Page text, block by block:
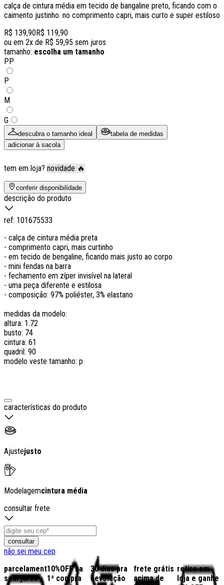
calça de cintura média em tecido de bangaline preto, ficando com o
caimento justinho. no comprimento capri, mais curto e super estiloso
R$ 139,90R$ 119,90
ou em 2x de R$ 59,95 sem juros
tamanho: escolha um tamanho
PP
P
M
G
descubra o tamanho ideal
tabela de medidas
adicionar à sacola
tem em loja? novidade 🔥
conferir disponibilidade
descrição do produto
ref: 101675533
- calça de cintura média preta
- comprimento capri, mais curtinho
- em tecido de bengaline, ficando mais justo ao corpo
- mini fendas na barra
- fechamento em zíper invisível na lateral
- uma peça diferente e estilosa
- composição: 97% poliéster, 3% elastano
medidas da modelo:
altura: 1.72
busto: 74
cintura: 61
quadril: 90
modelo veste tamanho: p
características do produto
Ajustejusto
Modelagemcintura média
consultar frete
consultar
não sei meu cep
parcelamento
sem juros
10%OFF na
1ª compra
30 dias pra
devolução
frete grátis
acima de
retire em
loja e ganhe